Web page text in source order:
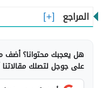
المراجع
هل يعجبك محتوانا؟
على جوجل لتصلك مقالاتنا